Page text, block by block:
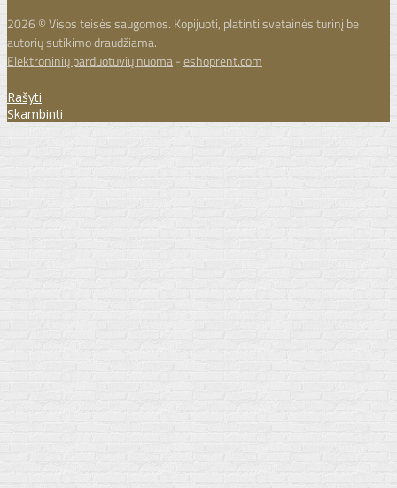
2026 © Visos teisės saugomos. Kopijuoti, platinti svetainės turinį be
autorių sutikimo draudžiama.
Elektroninių parduotuvių nuoma-eshoprent.com
Rašyti
Skambinti